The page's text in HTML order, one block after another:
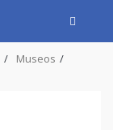
Museos